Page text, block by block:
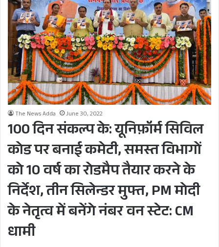
The News Adda June 30, 2022
100 दिन संकल्प के: यूनिफ़ॉर्म सिविल
कोड पर बनाई कमेटी, समस्त विभागों
को 10 वर्ष का रोडमैप तैयार करने के
निर्देश, तीन सिलेन्डर मुफ्त, PM मोदी
के नेतृत्व में बनेंगे नंबर वन स्टेट: CM
धामी